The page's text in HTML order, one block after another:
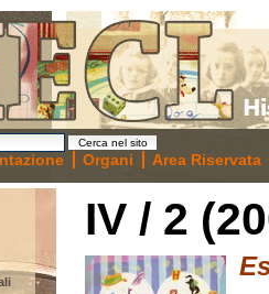
Organi Area Riservata
IV / 2